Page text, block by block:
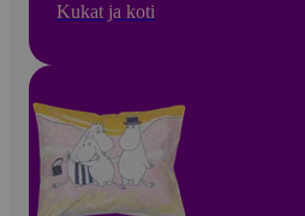
Kukat ja koti